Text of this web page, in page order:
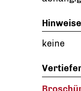
Hinweise
keine